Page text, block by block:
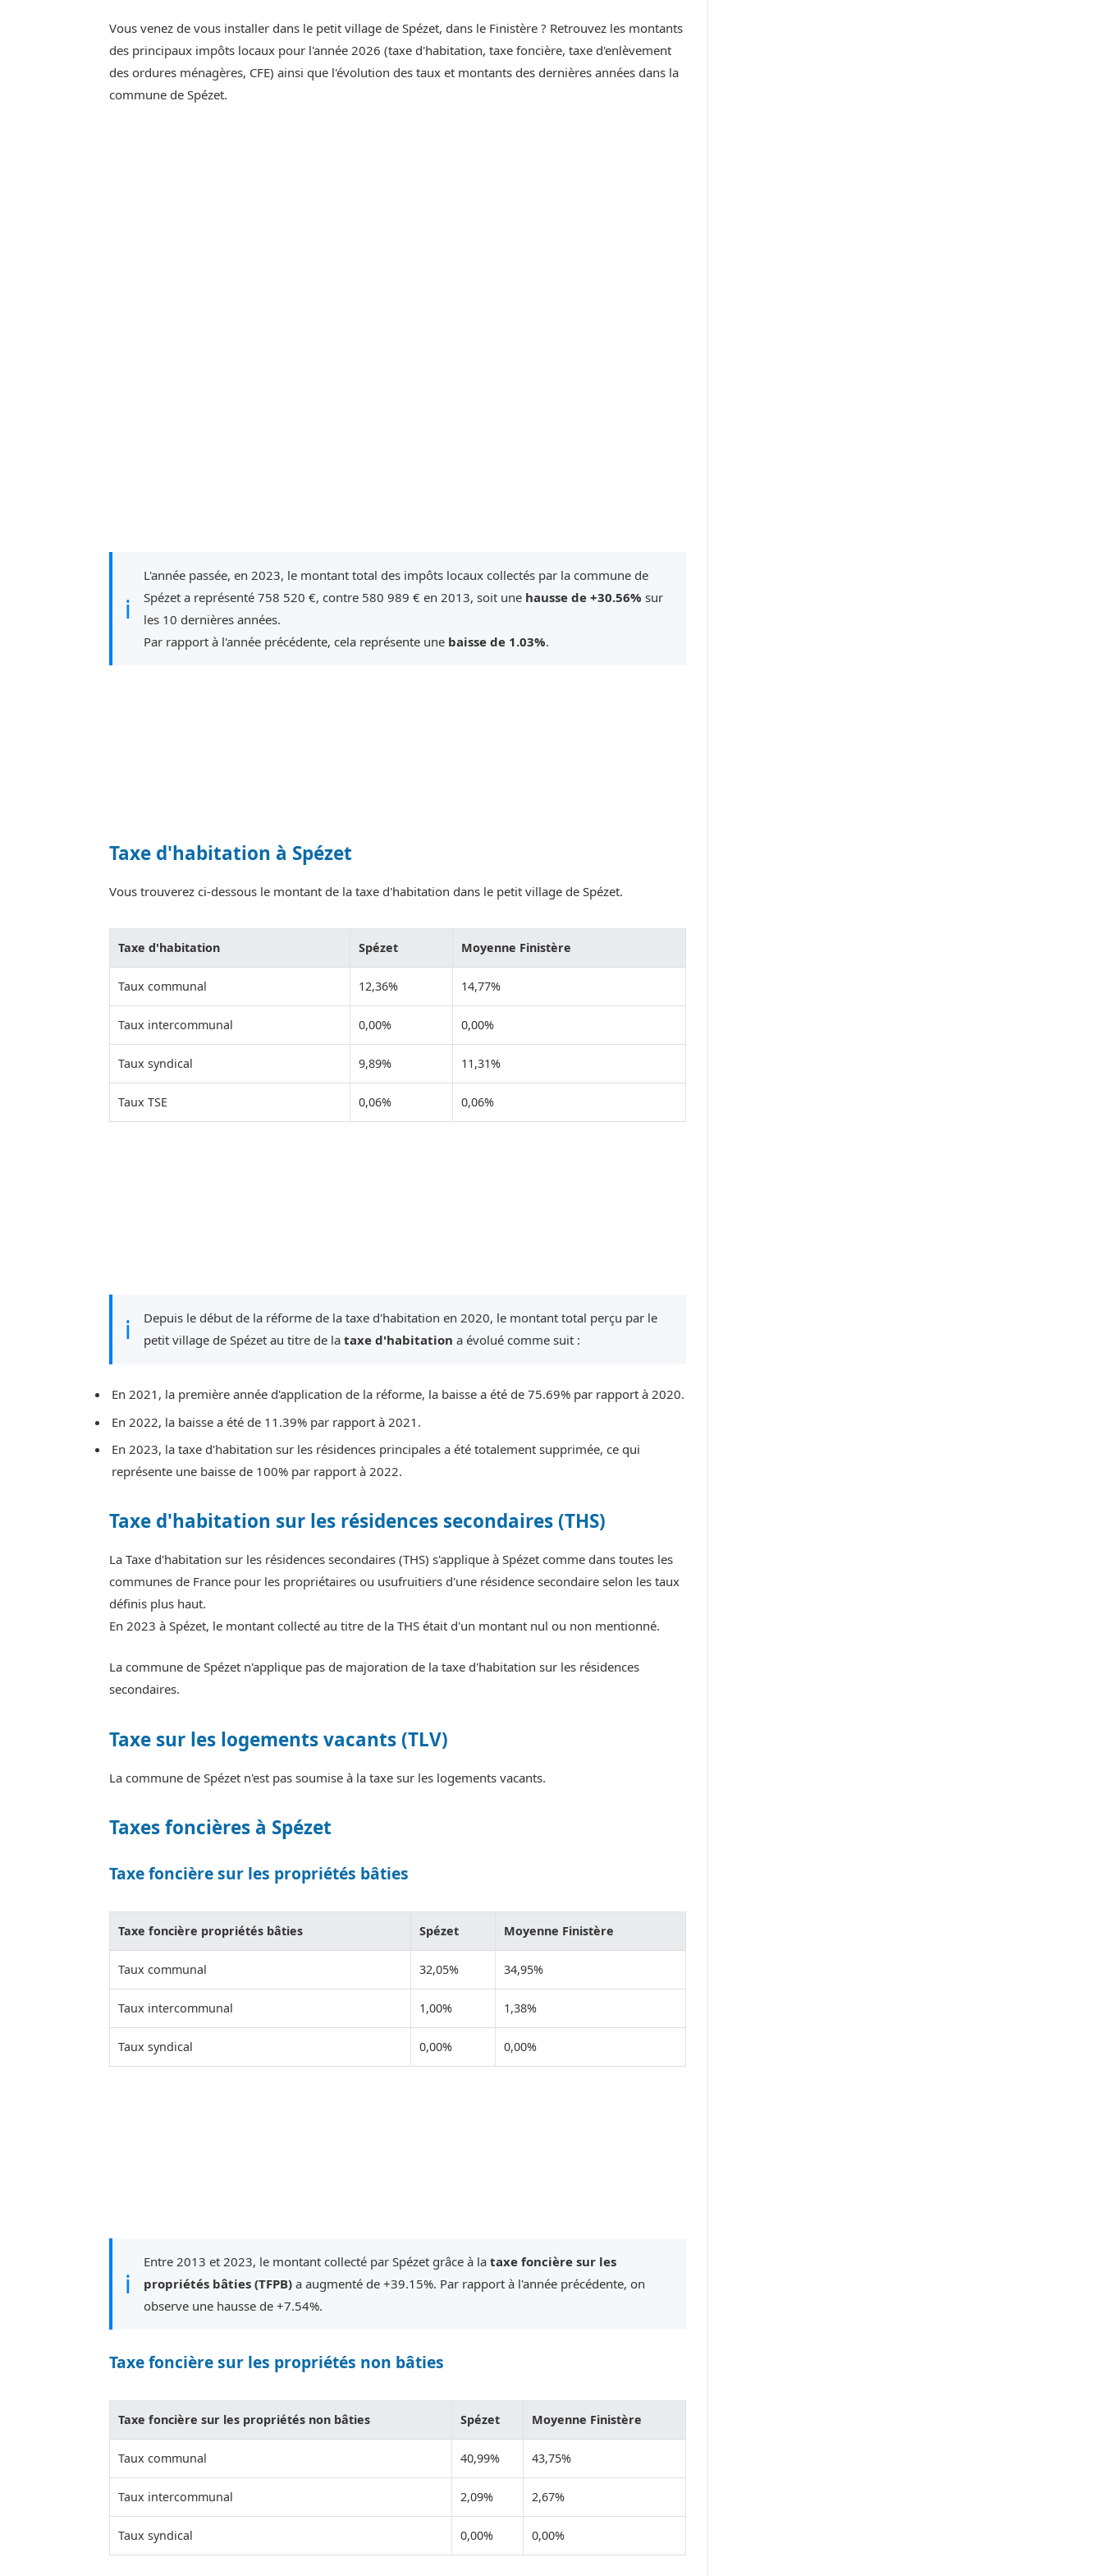
Vous venez de vous installer dans le petit village de Spézet, dans le Finistère ? Retrouvez les montants
des principaux impôts locaux pour l'année 2026 (taxe d'habitation, taxe foncière, taxe d'enlèvement
des ordures ménagères, CFE) ainsi que l'évolution des taux et montants des dernières années dans la
commune de Spézet.
ℹ
L'année passée, en 2023, le montant total des impôts locaux collectés par la commune de
Spézet a représenté 758 520 €, contre 580 989 € en 2013, soit une hausse de +30.56% sur
les 10 dernières années.
Par rapport à l'année précédente, cela représente une baisse de 1.03%.
Taxe d'habitation à Spézet
Vous trouverez ci-dessous le montant de la taxe d'habitation dans le petit village de Spézet.
Taxe d'habitation Spézet Moyenne Finistère
Taux communal 12,36% 14,77%
Taux intercommunal 0,00% 0,00%
Taux syndical 9,89% 11,31%
Taux TSE 0,06% 0,06%
ℹ
Depuis le début de la réforme de la taxe d'habitation en 2020, le montant total perçu par le
petit village de Spézet au titre de la taxe d'habitation a évolué comme suit :
En 2021, la première année d'application de la réforme, la baisse a été de 75.69% par rapport à 2020.
En 2022, la baisse a été de 11.39% par rapport à 2021.
En 2023, la taxe d'habitation sur les résidences principales a été totalement supprimée, ce qui
représente une baisse de 100% par rapport à 2022.
Taxe d'habitation sur les résidences secondaires (THS)
La Taxe d'habitation sur les résidences secondaires (THS) s'applique à Spézet comme dans toutes les
communes de France pour les propriétaires ou usufruitiers d'une résidence secondaire selon les taux
définis plus haut.
En 2023 à Spézet, le montant collecté au titre de la THS était d'un montant nul ou non mentionné.
La commune de Spézet n'applique pas de majoration de la taxe d'habitation sur les résidences
secondaires.
Taxe sur les logements vacants (TLV)
La commune de Spézet n'est pas soumise à la taxe sur les logements vacants.
Taxes foncières à Spézet
Taxe foncière sur les propriétés bâties
Taxe foncière propriétés bâties Spézet Moyenne Finistère
Taux communal 32,05% 34,95%
Taux intercommunal 1,00% 1,38%
Taux syndical 0,00% 0,00%
ℹ
Entre 2013 et 2023, le montant collecté par Spézet grâce à la taxe foncière sur les
propriétés bâties (TFPB) a augmenté de +39.15%. Par rapport à l'année précédente, on
observe une hausse de +7.54%.
Taxe foncière sur les propriétés non bâties
Taxe foncière sur les propriétés non bâties Spézet Moyenne Finistère
Taux communal 40,99% 43,75%
Taux intercommunal 2,09% 2,67%
Taux syndical 0,00% 0,00%